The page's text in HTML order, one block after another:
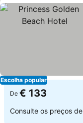
Escolha popular
De € 133
Consulte os preços de